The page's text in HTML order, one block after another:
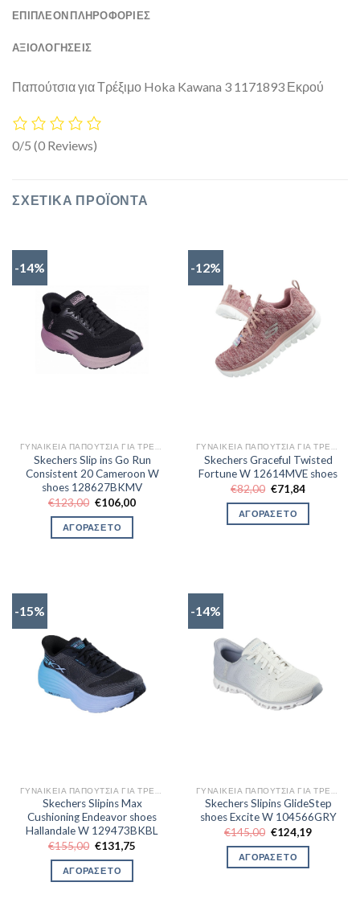
ΕΠΙΠΛΈΟΝ ΠΛΗΡΟΦΟΡΊΕΣ
ΑΞΙΟΛΟΓΗΣΕΙΣ
Παπούτσια για Τρέξιμο Hoka Kawana 3 1171893 Εκρού
0/5 (0 Reviews)
ΣΧΕΤΙΚΆ ΠΡΟΪΌΝΤΑ
-14%
ΓΥΝΑΙΚΕΊΑ ΠΑΠΟΎΤΣΙΑ ΓΙΑ ΤΡΈΞΙΜΟ
Skechers Slip ins Go Run
Consistent 20 Cameroon W
shoes 128627BKMV
€123,00 Original
was:
€123,00.
€106,00Η
ΑΓΟΡΑΣΕ ΤΟ
-12%
ΓΥΝΑΙΚΕΊΑ ΠΑΠΟΎΤΣΙΑ ΓΙΑ ΤΡΈΞΙΜΟ
Skechers Graceful Twisted
Fortune W 12614MVE shoes
€82,00 Original
price
was:
€82,00.
€71,84Η
τιμή
€71,84.
ΑΓΟΡΑΣΕ ΤΟ
-15%
Skechers Slipins Max
Cushioning Endeavor shoes
Hallandale W 129473BKBL
€155,00 Original
was:
€155,00.
€131,75
ΑΓΟΡΑΣΕ ΤΟ
-14%
Skechers Slipins GlideStep
shoes Excite W 104566GRY
€145,00 Original
was:
€145,00.
€124,19Η
ΑΓΟΡΑΣΕ ΤΟ